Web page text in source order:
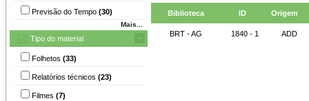
Previsão do Tempo (30)
Mais...
Tipo do material
Folhetos (33)
Relatórios técnicos (23)
Filmes (7)
Biblioteca ID Origem
BRT - AG 1840 - 1 ADD